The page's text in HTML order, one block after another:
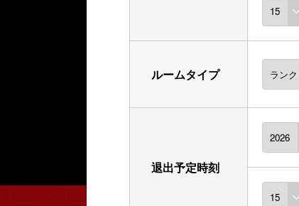
ルームタイプ
退出予定時刻